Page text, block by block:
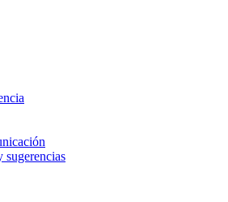
sugerencias